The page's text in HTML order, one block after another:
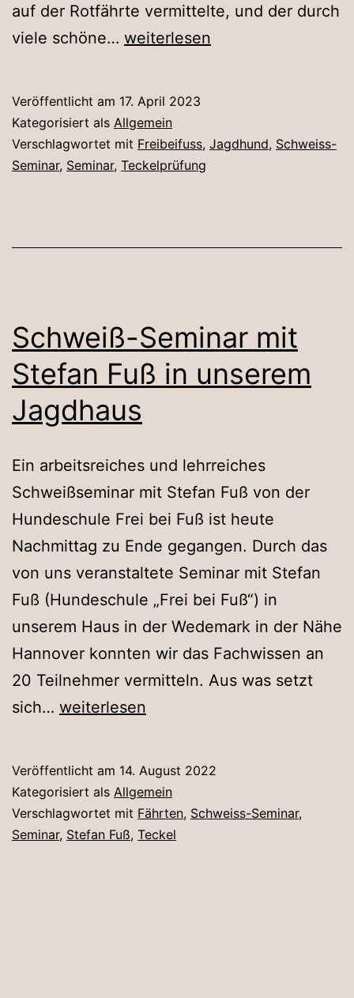
auf der Rotfährte vermittelte, und der durch
viele schöne… Schweißseminar
Bartmer
weiterlesen
Veröffentlicht am 17. April 2023
Kategorisiert als Allgemein
Verschlagwortet mit Freibeifuss, Jagdhund, Schweiss-
Seminar, Seminar, Teckelprüfung
Schweiß-Seminar mit
Stefan Fuß in unserem
Jagdhaus
Ein arbeitsreiches und lehrreiches
Schweißseminar mit Stefan Fuß von der
Hundeschule Frei bei Fuß ist heute
Nachmittag zu Ende gegangen. Durch das
von uns veranstaltete Seminar mit Stefan
Fuß (Hundeschule „Frei bei Fuß“) in
unserem Haus in der Wedemark in der Nähe
Hannover konnten wir das Fachwissen an
20 Teilnehmer vermitteln. Aus was setzt
sich… Schweiß-
Stefan
Fuß
in
weiterlesen
Veröffentlicht am 14. August 2022
Kategorisiert als Allgemein
Verschlagwortet mit Fährten, Schweiss-Seminar,
Seminar, Stefan Fuß, Teckel